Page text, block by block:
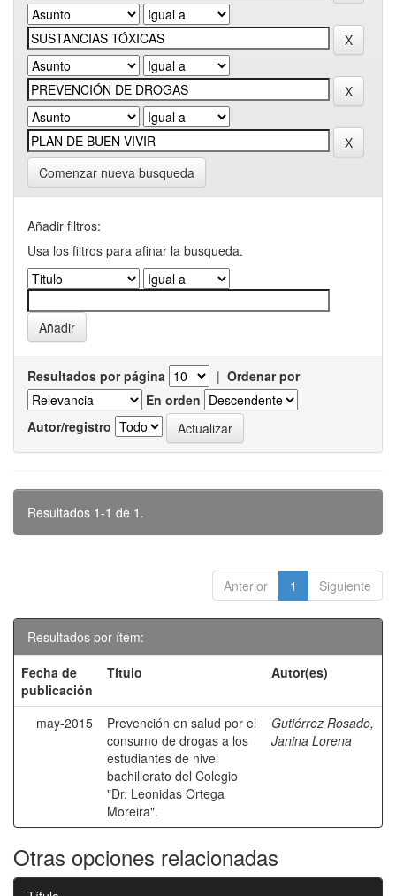
Comenzar nueva busqueda
Añadir filtros:
Usa los filtros para afinar la busqueda.
Resultados por página | Ordenar por
En orden
Autor/registro
Resultados 1-1 de 1.
Anterior 1 Siguiente
Resultados por ítem:
Fecha de
publicación
Título Autor(es)
may-2015
Prevención en salud por el
consumo de drogas a los
estudiantes de nivel
bachillerato del Colegio
"Dr. Leonidas Ortega
Moreira".
Gutiérrez Rosado,
Janina Lorena
Otras opciones relacionadas